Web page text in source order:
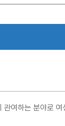
여하는 분야로